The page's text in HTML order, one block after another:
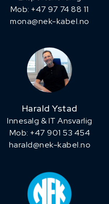
Mob: +47 97 74 88 11
mona@nek-kabel.no
Harald Ystad
Innesalg & IT Ansvarlig
Mob: +47 901 53 454
harald@nek-kabel.no